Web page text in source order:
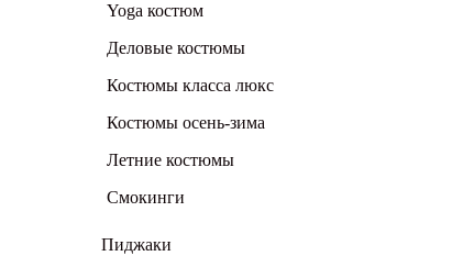
Yoga костюм
Деловые костюмы
Костюмы класса люкс
Костюмы осень-зима
Летние костюмы
Смокинги
Пиджаки